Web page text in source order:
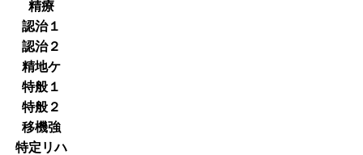
精療
認治１
認治２
精地ケ
特般１
特般２
移機強
特定リハ